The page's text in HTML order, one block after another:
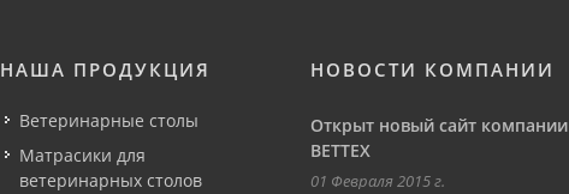
НАША ПРОДУКЦИЯ
Ветеринарные столы
Матрасики для
ветеринарных столов
НОВОСТИ КОМПАНИИ
Открыт новый сайт компании
ВЕТТЕХ
01 Февраля 2015 г.